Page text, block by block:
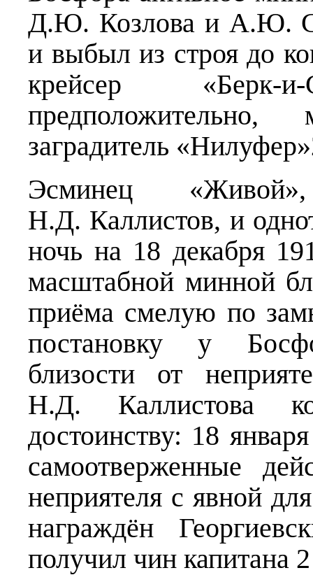
Д.Ю. Козлова и А.Ю.
и выбыл из строя до
крейсер
заградитель
Эсминец
Н.Д. Каллистов, и
ночь на 18 декабря
масштабной минной
приёма смелую по
постановку у
близости от
Н.Д. Каллистова
достоинству: 18
самоотверженные
неприятеля с явной
награждён
получил чин капитана